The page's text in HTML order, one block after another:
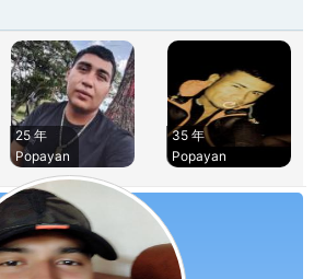
25 年
Popayan
35 年
Popayan